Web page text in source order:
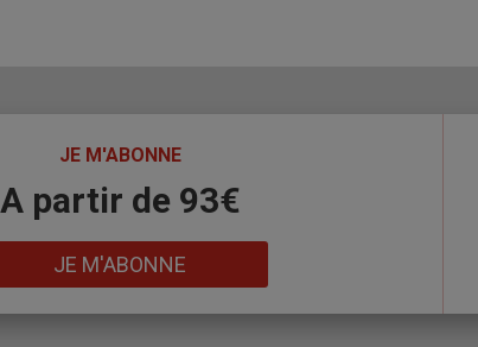
JE M'ABONNE
A partir de 93€
JE M'ABONNE